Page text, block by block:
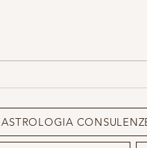
ASTROLOGIA